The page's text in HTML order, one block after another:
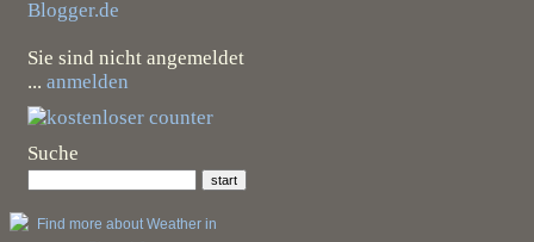
Blogger.de
Sie sind nicht angemeldet
... anmelden
Suche